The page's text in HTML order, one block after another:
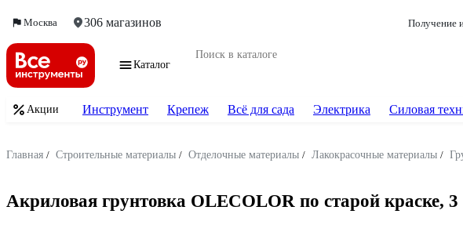
Москва 306 магазинов Получение
Каталог
Акции Инструмент Крепеж Всё для сада Электрика Силовая
Главная / Строительные материалы / Отделочные материалы / Лакокрасочные материалы /
Акриловая грунтовка OLECOLOR по старой краске, 3